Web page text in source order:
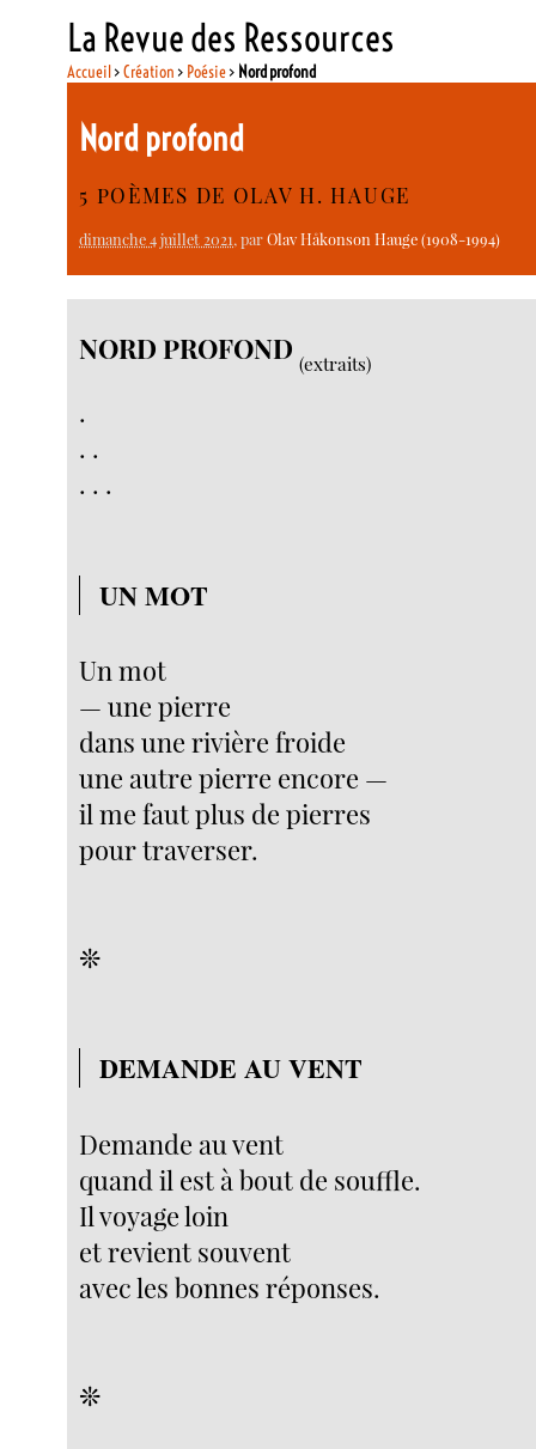
La Revue des Ressources
Accueil>Création > Poésie> Nord profond
Nord profond
5 POÈMES DE OLAV H. HAUGE
dimanche 4 juillet 2021, parOlav Håkonson Hauge (1908-1994)
NORD PROFOND (extraits)
.
. .
. . .
UN MOT
Un mot
— une pierre
dans une rivière froide
une autre pierre encore —
il me faut plus de pierres
pour traverser.
❊
DEMANDE AU VENT
Demande au vent
quand il est à bout de souffle.
Il voyage loin
et revient souvent
avec les bonnes réponses.
❊